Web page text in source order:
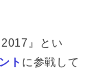
』とい
ト に参戦して